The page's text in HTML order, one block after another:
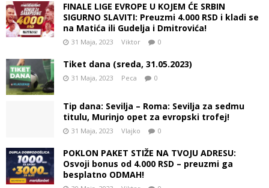
FINALE LIGE EVROPE U KOJEM ĆE SRBIN
SIGURNO SLAVITI: Preuzmi 4.000 RSD i kladi se
na Matića ili Gudelja i Dmitrovića!
31 Maja, 2023 Viktor 0
Tiket dana (sreda, 31.05.2023)
31 Maja, 2023 Peca 0
Tip dana: Sevilja – Roma: Sevilja za sedmu
titulu, Murinjo opet za evropski trofej!
31 Maja, 2023 Vlajko 0
POKLON PAKET STIŽE NA TVOJU ADRESU:
Osvoji bonus od 4.000 RSD – preuzmi ga
besplatno ODMAH!